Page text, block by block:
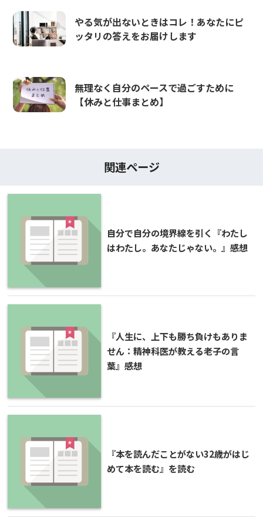
やる気が出ないときはコレ！あなたにピ
ッタリの答えをお届けします
無理なく自分のペースで過ごすために
【休みと仕事まとめ】
関連ページ
自分で自分の境界線を引く『わたし
はわたし。あなたじゃない。』感想
『人生に、上下も勝ち負けもありま
せん：精神科医が教える老子の言
葉』感想
『本を読んだことがない32歳がはじ
めて本を読む』を読む